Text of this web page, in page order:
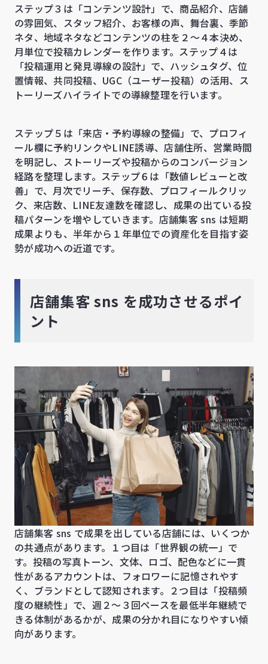
ステップ３は「コンテンツ設計」で、商品紹介、店舗
の雰囲気、スタッフ紹介、お客様の声、舞台裏、季節
ネタ、地域ネタなどコンテンツの柱を２〜４本決め、
月単位で投稿カレンダーを作ります。ステップ４は
「投稿運用と発見導線の設計」で、ハッシュタグ、位
置情報、共同投稿、UGC（ユーザー投稿）の活用、ス
トーリーズハイライトでの導線整理を行います。
ステップ５は「来店・予約導線の整備」で、プロフィ
ール欄に予約リンクやLINE誘導、店舗住所、営業時間
を明記し、ストーリーズや投稿からのコンバージョン
経路を整理します。ステップ６は「数値レビューと改
善」で、月次でリーチ、保存数、プロフィールクリッ
ク、来店数、LINE友達数を確認し、成果の出ている投
稿パターンを増やしていきます。店舗集客 sns は短期
成果よりも、半年から１年単位での資産化を目指す姿
勢が成功への近道です。
店舗集客 sns を成功させるポイ
ント
店舗集客 sns で成果を出している店舗には、いくつか
の共通点があります。１つ目は「世界観の統一」で
す。投稿の写真トーン、文体、ロゴ、配色などに一貫
性があるアカウントは、フォロワーに記憶されやす
く、ブランドとして認知されます。２つ目は「投稿頻
度の継続性」で、週２〜３回ペースを最低半年継続で
きる体制があるかが、成果の分かれ目になりやすい傾
向があります。